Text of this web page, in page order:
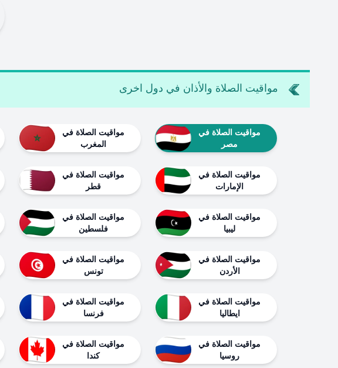
مواقيت الصلاة والأذان في دول اخرى
مواقيت الصلاة في
مصر
مواقيت الصلاة في
المغرب
مواقيت الصلاة في
الإمارات
مواقيت الصلاة في
قطر
مواقيت الصلاة في
ليبيا
مواقيت الصلاة في
فلسطين
مواقيت الصلاة في
الأردن
مواقيت الصلاة في
تونس
مواقيت الصلاة في
ايطاليا
مواقيت الصلاة في
فرنسا
مواقيت الصلاة في
روسيا
مواقيت الصلاة في
كندا